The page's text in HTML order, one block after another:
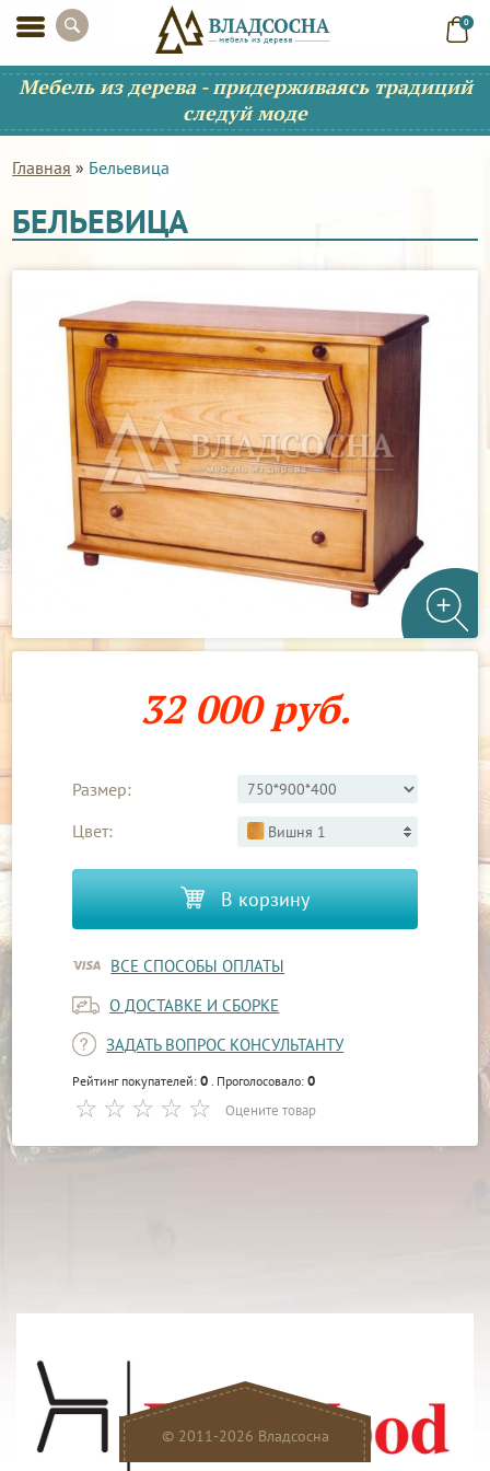
0
Мебель из дерева - придерживаясь традиций
следуй моде
Главная » Бельевица
БЕЛЬЕВИЦА
32 000 руб.
Размер:
Цвет:
Вишня 1
В корзину
ВСЕ СПОСОБЫ ОПЛАТЫ
О ДОСТАВКЕ И СБОРКЕ
ЗАДАТЬ ВОПРОС КОНСУЛЬТАНТУ
Рейтинг покупателей:0 . Проголосовало:0
Оцените товар
© 2011-2026 Владсосна